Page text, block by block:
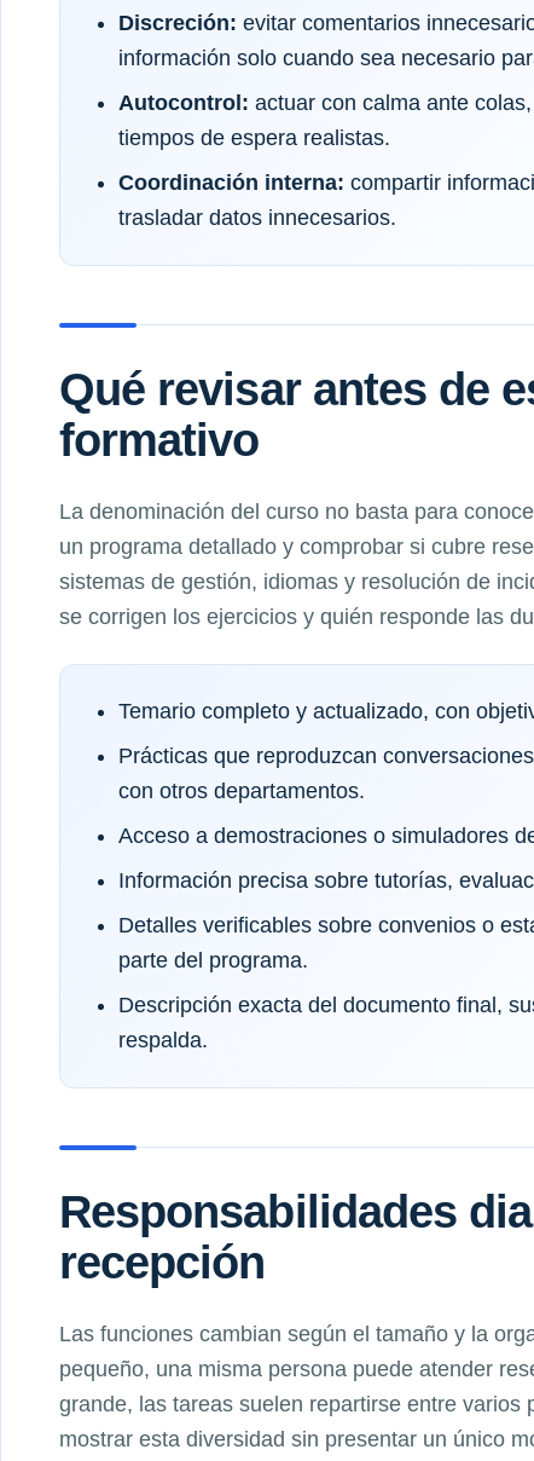
Discreción: evitar comentarios
información solo cuando sea necesario
Autocontrol: actuar con calma ante
tiempos de espera realistas.
Coordinación interna: compartir
trasladar datos innecesarios.
Qué revisar antes de
formativo
La denominación del curso no basta para
un programa detallado y comprobar si cubre
sistemas de gestión, idiomas y resolución de
se corrigen los ejercicios y quién responde las
Temario completo y actualizado, con
Prácticas que reproduzcan
con otros departamentos.
Acceso a demostraciones o simuladores
Información precisa sobre tutorías,
Detalles verificables sobre convenios o
parte del programa.
Descripción exacta del documento final,
respalda.
Responsabilidades
recepción
Las funciones cambian según el tamaño y la
pequeño, una misma persona puede atender
grande, las tareas suelen repartirse entre varios
mostrar esta diversidad sin presentar un único